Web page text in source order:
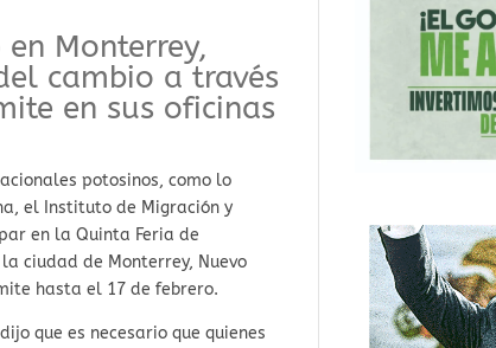
Monterrey,
cambio a través
en sus oficinas
potosinos, como lo
el Instituto de Migración y
en la Quinta Feria de
ciudad de Monterrey, Nuevo
hasta el 17 de febrero.
que es necesario que quienes